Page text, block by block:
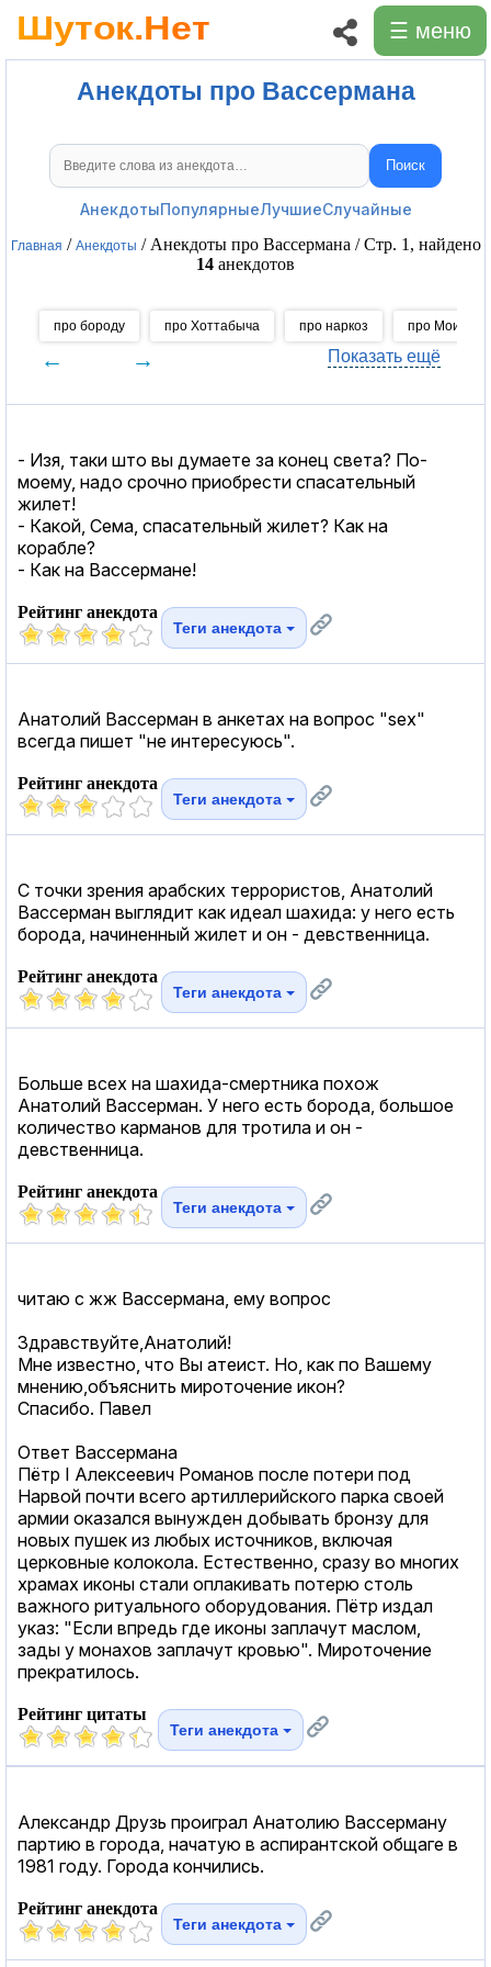
☰ меню
Анекдоты про Вассермана
Поиск анекдотов Поиск
АнекдотыПопулярныеЛучшиеСлучайные
Главная / Анекдоты / Анекдоты про Вассермана / Стр. 1, найдено
14 анекдотов
про бороду про Хоттабыча про наркоз про
← → Показать ещё
- Изя, таки што вы думаете за конец света? По-
моему, надо срочно приобрести спасательный
жилет!
- Какой, Сема, спасательный жилет? Как на
корабле?
- Как на Вассермане!
Рейтинг анекдота
Теги анекдота
Анатолий Вассерман в анкетах на вопрос "sex"
всегда пишет "не интересуюсь".
Рейтинг анекдота
Теги анекдота
С точки зрения арабских террористов, Анатолий
Вассерман выглядит как идеал шахида: у него есть
борода, начиненный жилет и он - девственница.
Рейтинг анекдота
Теги анекдота
Больше всех на шахида-смертника похож
Анатолий Вассерман. У него есть борода, большое
количество карманов для тротила и он -
девственница.
Рейтинг анекдота
Теги анекдота
читаю с жж Вассермана, ему вопрос
Здравствуйте,Анатолий!
Мне известно, что Вы атеист. Но, как по Вашему
мнению,объяснить мироточение икон?
Спасибо. Павел
Ответ Вассермана
Пётр I Алексеевич Романов после потери под
Нарвой почти всего артиллерийского парка своей
армии оказался вынужден добывать бронзу для
новых пушек из любых источников, включая
церковные колокола. Естественно, сразу во многих
храмах иконы стали оплакивать потерю столь
важного ритуального оборудования. Пётр издал
указ: "Если впредь где иконы заплачут маслом,
зады у монахов заплачут кровью". Мироточение
прекратилось.
Рейтинг цитаты
Теги анекдота
Александр Друзь проиграл Анатолию Вассерману
партию в города, начатую в аспирантской общаге в
1981 году. Города кончились.
Рейтинг анекдота
Теги анекдота